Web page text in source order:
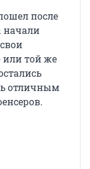
после
начали
или той же
отличным